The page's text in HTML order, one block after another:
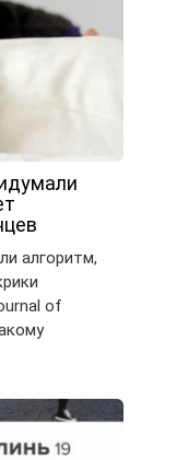
алгоритм,
of